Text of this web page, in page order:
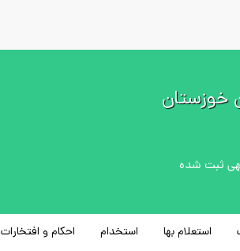
خوزستان
استعلام بها استخدام احکام و افتخارات